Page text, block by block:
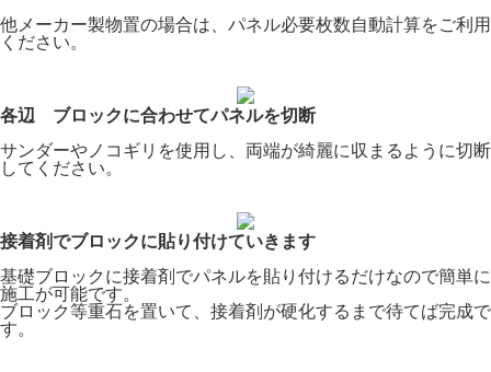
他メーカー製物置の場合は、 パネル必要枚数自動計算をご利用
ください。
各辺 ブロックに合わせてパネルを切断
サンダーやノコギリを使用し、両端が綺麗に収まるように切断
してください。
接着剤でブロックに貼り付けていきます
基礎ブロックに接着剤でパネルを貼り付けるだけなので簡単に
施工が可能です。
ブロック等重石を置いて、接着剤が硬化するまで待てば完成で
す。